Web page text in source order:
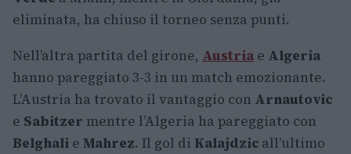
eliminata, ha chiuso il torneo senza punti.
Nell’altra partita del girone, Austria e Algeria
hanno pareggiato 3-3 in un match emozionante.
L’Austria ha trovato il vantaggio con Arnautovic
e Sabitzer mentre l’Algeria ha pareggiato con
Belghali e Mahrez. Il gol di Kalajdzic all’ultimo